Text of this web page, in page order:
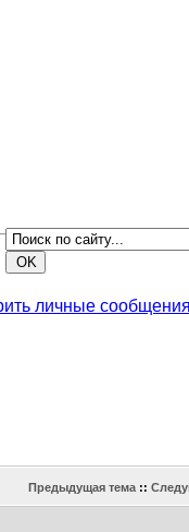
личные сообщения
Предыдущая тема::